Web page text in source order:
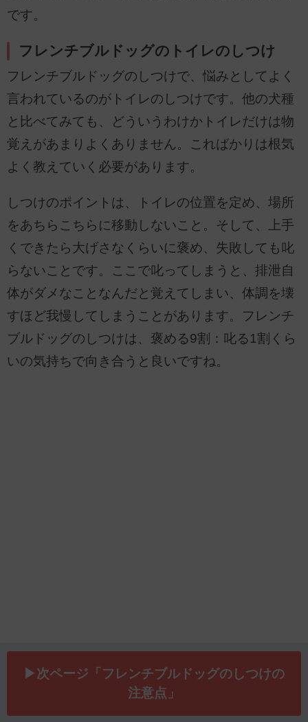
です。
フレンチブルドッグのトイレのしつけ
フレンチブルドッグのしつけで、悩みとしてよく
言われているのがトイレのしつけです。他の犬種
と比べてみても、どういうわけかトイレだけは物
覚えがあまりよくありません。こればかりは根気
よく教えていく必要があります。
しつけのポイントは、トイレの位置を定め、場所
をあちらこちらに移動しないこと。そして、上手
くできたら大げさなくらいに褒め、失敗しても叱
らないことです。ここで叱ってしまうと、排泄自
体がダメなことなんだと覚えてしまい、体調を壊
すほど我慢してしまうことがあります。フレンチ
ブルドッグのしつけは、褒める9割：叱る1割くら
いの気持ちで向き合うと良いですね。
▶次ページ「フレンチブルドッグのしつけの
注意点」